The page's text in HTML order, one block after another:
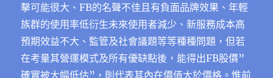
擊可能很大、FB的名聲不佳且有負面品牌效果、年輕
族群的使用率低衍生未來使用者減少、新服務成本高
預期效益不大、監管及社會議題等等種種問題，但若
在考量其營運模式及所有優缺點後，能得出FB股價”
確實被大幅低估”，則代表其內在價值大於價格。惟前